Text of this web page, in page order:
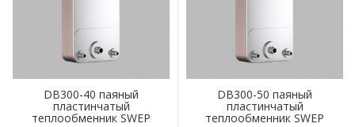
DB300-40 паяный
пластинчатый
теплообменник SWEP
DB300-50 паяный
пластинчатый
теплообменник SWEP